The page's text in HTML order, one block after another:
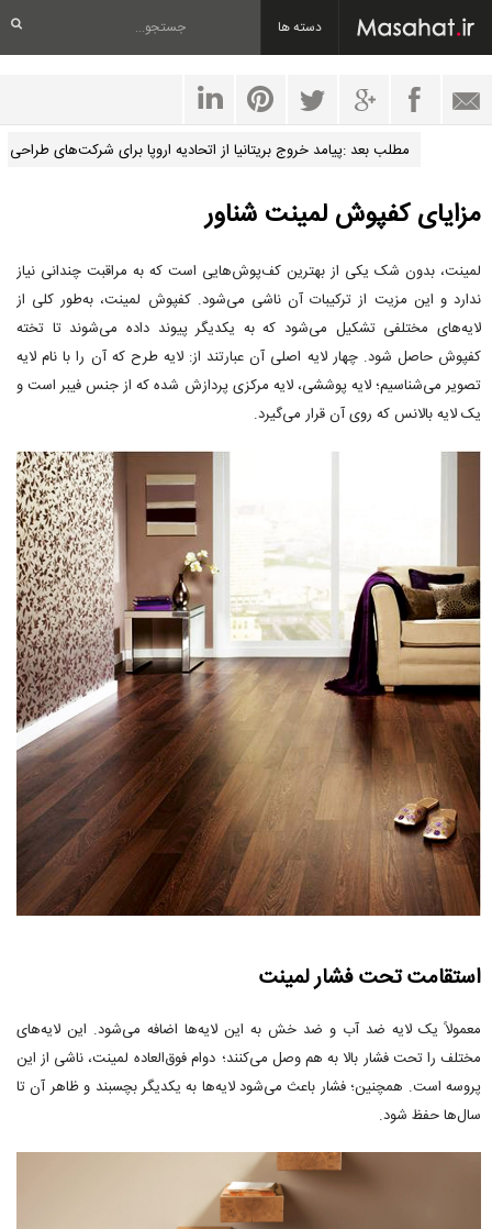
دسته ها
مطلب بعد :پیامد خروج بریتانیا از اتحادیه اروپا برای شرکت‌های طراحی
مزایای کفپوش لمینت شناور
لمینت، بدون شک یکی از بهترین کف‌پوش‌هایی است که به مراقبت چندانی نیاز
ندارد و این مزیت از ترکیبات آن ناشی می‌شود. کفپوش لمینت، به‌طور کلی از
لایه‌های مختلفی تشکیل می‌شود که به یکدیگر پیوند داده می‌شوند تا تخته
کفپوش حاصل شود. چهار لایه اصلی آن عبارتند از: لایه طرح که آن را با نام لایه
تصویر می‌شناسیم؛ لایه پوششی، لایه مرکزی پردازش شده که از جنس فیبر است و
یک لایه بالانس که روی آن قرار می‌گیرد.
استقامت تحت فشار لمینت
معمولاً یک لایه ضد آب و ضد خش به این لایه‌ها اضافه می‌شود. این لایه‌های
مختلف را تحت فشار بالا به هم وصل می‌کنند؛ دوام فوق‌العاده لمینت، ناشی از این
پروسه است. همچنین؛ فشار باعث می‌شود لایه‌ها به یکدیگر بچسبند و ظاهر آن تا
سال‌ها حفظ شود.